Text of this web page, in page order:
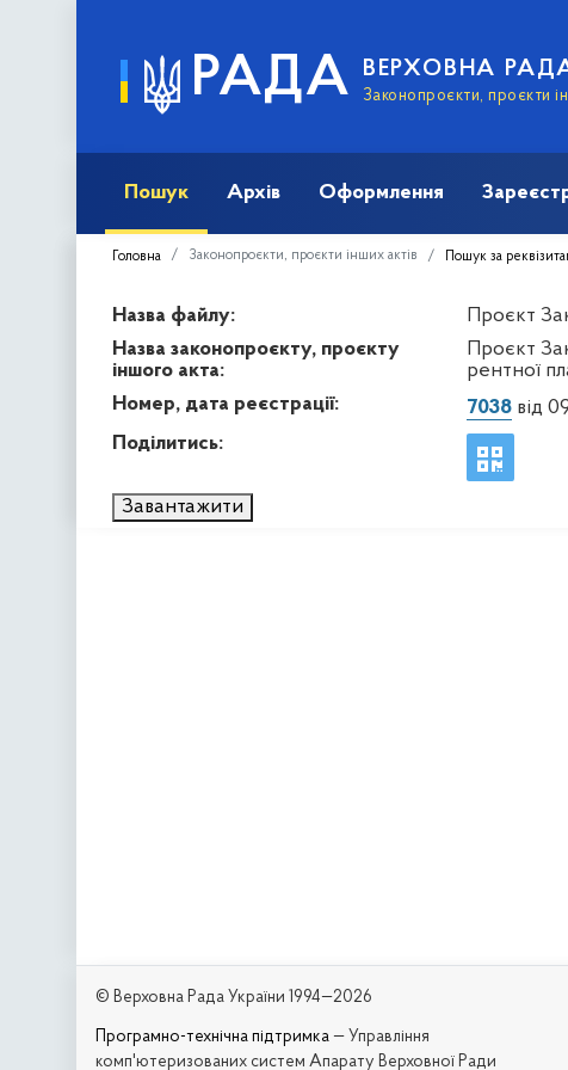
РАДА ВЕРХОВНА
Законопроєкти, проєкти
Пошук Архів Оформлення
Головна Законопроєкти, проєкти інших актів Пошук за
Назва файлу:
Проєкт
Назва законопроєкту, проєкту
іншого акта:
Проєкт
рентної
Номер, дата реєстрації:
7038від
Поділитись:
Завантажити
© Верховна Рада України 1994—2026
Програмно-технічна підтримка — Управління
комп'ютеризованих систем Апарату Верховної Ради